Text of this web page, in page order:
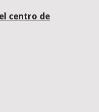
centro de